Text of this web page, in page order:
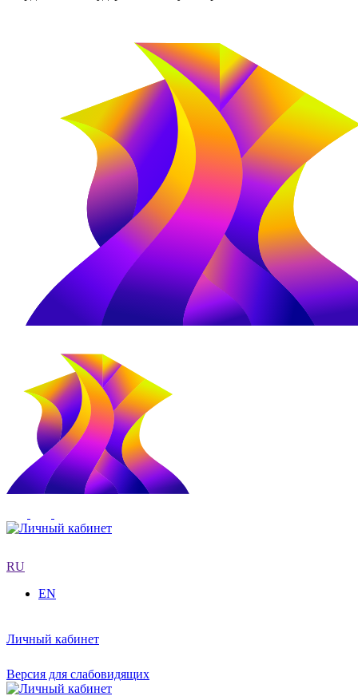
RU
EN
Личный кабинет
Версия для слабовидящих